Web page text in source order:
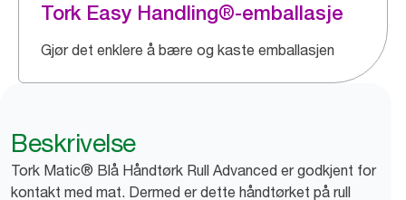
Tork Easy Handling®-emballasje
Gjør det enklere å bære og kaste emballasjen
Beskrivelse
Tork Matic® Blå Håndtørk Rull Advanced er godkjent for
kontakt med mat. Dermed er dette håndtørket på rull